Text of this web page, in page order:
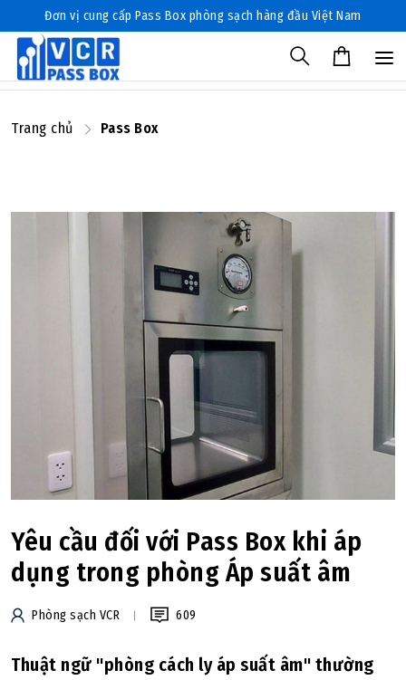
Đơn vị cung cấp Pass Box phòng sạch hàng đầu Việt Nam
Trang chủ Pass Box
Yêu cầu đối với Pass Box khi áp
dụng trong phòng Áp suất âm
Phòng sạch VCR 609
Thuật ngữ "phòng cách ly áp suất âm" thường